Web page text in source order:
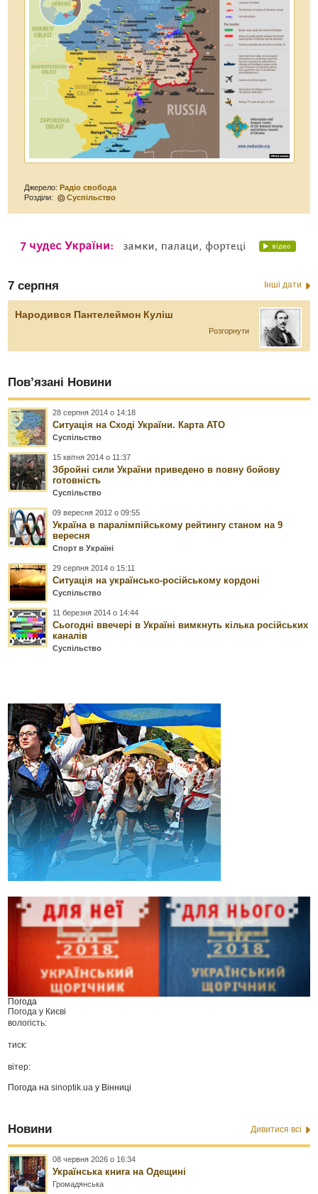
Джерело: Радіо свобода
Розділи:
Суспільство
7 серпня Інші дати
Народився Пантелеймон Куліш
Розгорнути
Пов’язані Новини
28 серпня 2014 о 14:18
Ситуація на Сході України. Карта АТО
Суспільство
15 квітня 2014 о 11:37
Збройні сили України приведено в повну бойову
готовність
Суспільство
09 вересня 2012 о 09:55
Україна в паралімпійському рейтингу станом на 9
вересня
Спорт в Україні
29 серпня 2014 о 15:11
Ситуація на українсько-російському кордоні
Суспільство
11 березня 2014 о 14:44
Сьогодні ввечері в Україні вимкнуть кілька російських
каналів
Суспільство
Погода
Погода у Києві
вологість:
тиск:
вітер:
Погода наsinoptik.ua у Вінниці
Новини Дивитися всі
08 червня 2026 о 16:34
Українська книга на Одещині
Громадянська